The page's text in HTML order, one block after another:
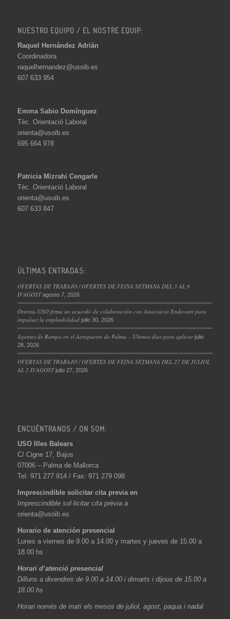
NUESTRO EQUIPO / EL NOSTRE EQUIP:
Raquel Hernández Adrián
Coordinadora
raquelhernandez@usoib.es
607 633 954
Emma Sabio Domínguez
Tèc. Orientació Laboral
orienta@usoib.es
695 664 978
Patricia Mizrahi Cengarle
Tèc. Orientació Laboral
orienta@usoib.es
607 633 847
ÚLTIMAS ENTRADAS:
OFERTAS DE TRABAJO / OFERTES DE FEINA SETMANA DEL 3 AL 9
D’AGOST agosto 7, 2026
Orienta-USO firma un acuerdo de colaboración con Associació Endavant para
impulsar la empleabilidad julio 30, 2026
Agentes de Rampa en el Aeropuerto de Palma – Últimos días para aplicar julio
28, 2026
OFERTAS DE TRABAJO / OFERTES DE FEINA SETMANA DEL 27 DE JULIOL
AL 2 D’AGOST julio 27, 2026
ENCUÉNTRANOS / ON SOM:
USO Illes Balears
C/ Cigne 17, Bajos
07006 – Palma de Mallorca
Tel: 971 277 914 / Fax: 971 279 098
Imprescindible solicitar cita previa en
Imprescindible sol·licitar cita prèvia a
orienta@usoib.es
Horario de atención presencial
Lunes a viernes de 9.00 a 14.00 y martes y jueves de 15.00 a
18.00 hs
Horari d’atenció presencial
Dilluns a divendres de 9.00 a 14.00 i dimarts i dijous de 15.00 a
18.00 hs
Horari només de matí els mesos de juliol, agost, paqua i nadal